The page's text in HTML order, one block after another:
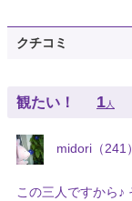
クチコミ
観たい！ 1人
midori（241）
この三人ですから♪